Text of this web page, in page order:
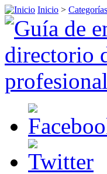
Inicio > Categorías